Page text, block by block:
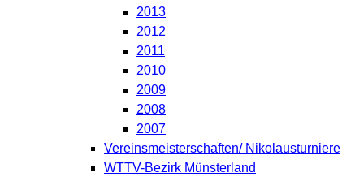
2013
2012
2011
2010
2009
2008
2007
Vereinsmeisterschaften/ Nikolausturniere
WTTV-Bezirk Münsterland